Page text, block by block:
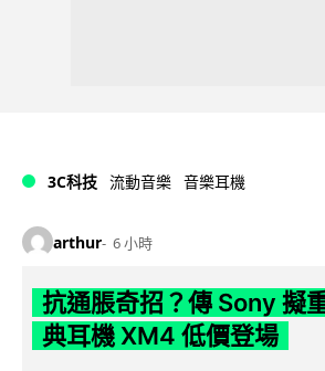
3C科技 流動音樂 音樂耳機
arthur 6 小時
抗通脹奇招？傳 Sony 擬
典耳機 XM4 低價登場